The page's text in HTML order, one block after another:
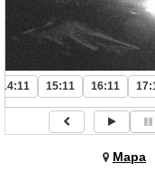
14:11 15:11 16:11
Mapa